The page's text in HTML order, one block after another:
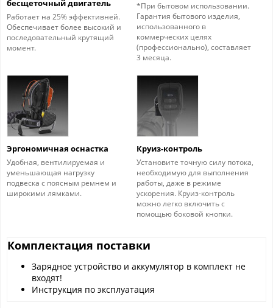
бесщеточный двигатель
Работает на 25% эффективней.
Обеспечивает более высокий и
последовательный крутящий
момент.
*При бытовом использовании.
Гарантия бытового изделия,
использованного в
коммерческих целях
(профессионально), составляет
3 месяца.
Эргономичная оснастка
Удобная, вентилируемая и
уменьшающая нагрузку
подвеска с поясным ремнем и
широкими лямками.
Круиз-контроль
Установите точную силу потока,
необходимую для выполнения
работы, даже в режиме
ускорения. Круиз-контроль
можно легко включить с
помощью боковой кнопки.
Комплектация поставки
Зарядное устройство и аккумулятор в комплект не
входят!
Инструкция по эксплуатация